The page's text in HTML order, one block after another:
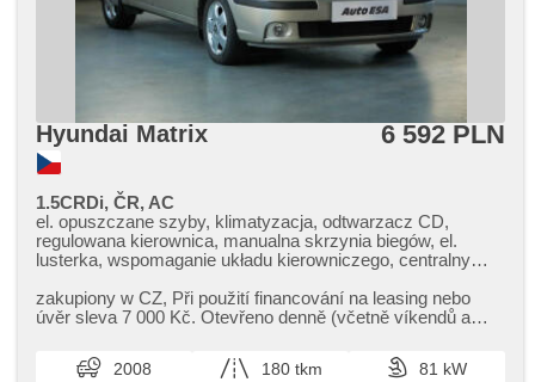
Hyundai Matrix 6 592 PLN
1.5CRDi, ČR, AC
el. opuszczane szyby, klimatyzacja, odtwarzacz CD,
regulowana kierownica, manualna skrzynia biegów, el.
lusterka, wspomaganie układu kierowniczego, centralny
przeciwpoślizgowy system kół (ASR), 2x poduszka
powietrzna, immobilizer
zakupiony w CZ,​ Při použití financování na leasing nebo
úvěr sleva 7 000 Kč. Otevřeno denně (včetně víkendů a
2008 180 tkm
81 kW